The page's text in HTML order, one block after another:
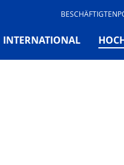
INTERNATIONAL